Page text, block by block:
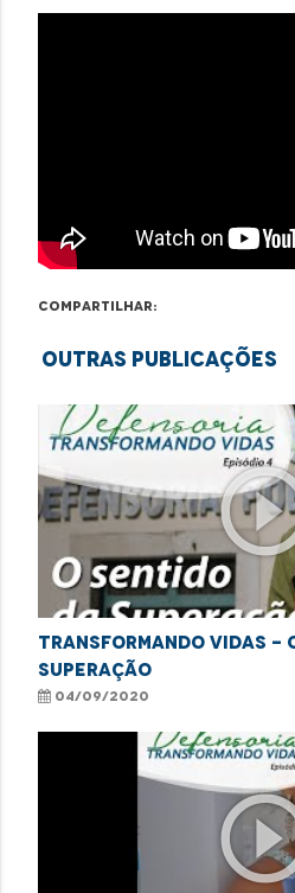
Compartilhar:
Outras Publicações
Transformando Vidas -
superação
04/09/2020